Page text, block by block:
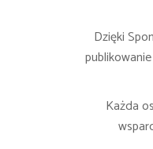
Dzięki
Każda